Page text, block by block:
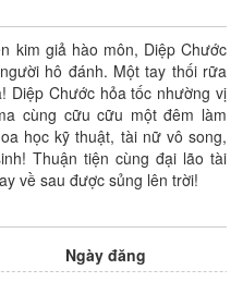
kim giả hào môn, Diệp Chước
hô đánh. Một tay thối rữa
Diệp Chước hỏa tốc nhường vị
cùng cữu cữu một đêm làm
học kỹ thuật, tài nữ vô song,
Thuận tiện cùng đại lão tài
về sau được sủng lên trời!
Ngày đăng